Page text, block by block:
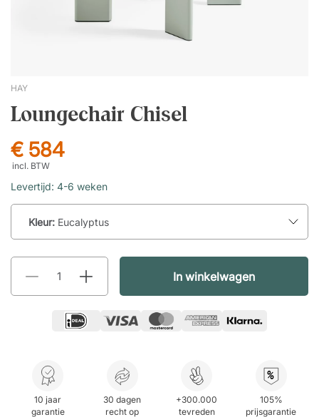
HAY
Loungechair Chisel
€ 584
incl. BTW
Levertijd: 4-6 weken
Kleur: Eucalyptus
In winkelwagen
10 jaar
garantie
30 dagen
recht op
+300.000
tevreden
%
105%
prijsgarantie